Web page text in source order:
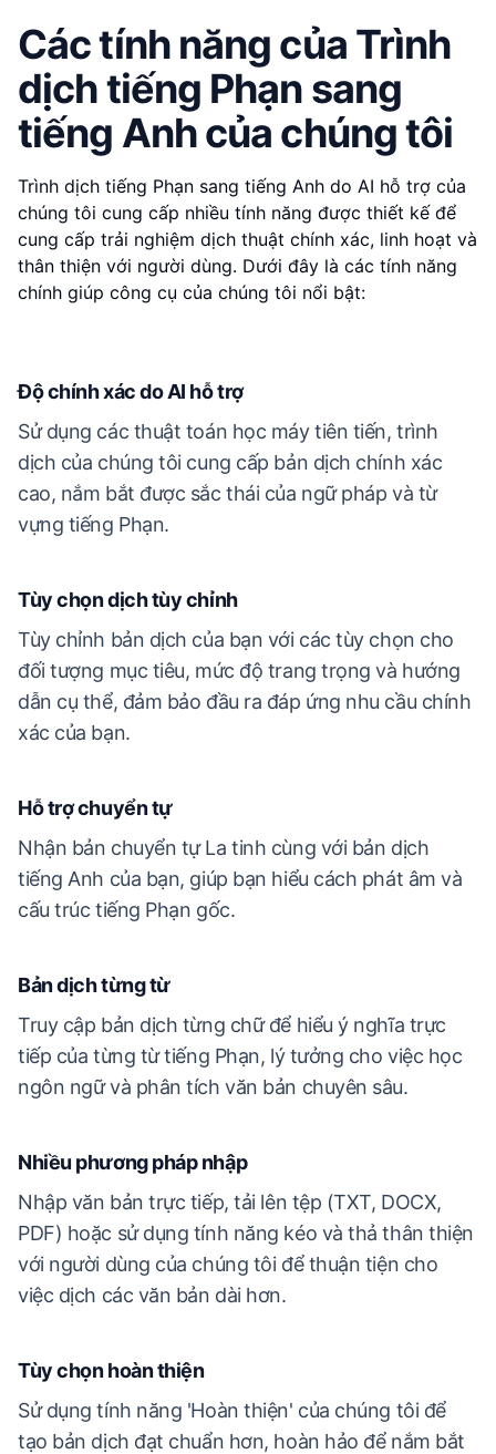
Các tính năng của Trình
dịch tiếng Phạn sang
tiếng Anh của chúng tôi
Trình dịch tiếng Phạn sang tiếng Anh do AI hỗ trợ của
chúng tôi cung cấp nhiều tính năng được thiết kế để
cung cấp trải nghiệm dịch thuật chính xác, linh hoạt và
thân thiện với người dùng. Dưới đây là các tính năng
chính giúp công cụ của chúng tôi nổi bật:
Độ chính xác do AI hỗ trợ
Sử dụng các thuật toán học máy tiên tiến, trình
dịch của chúng tôi cung cấp bản dịch chính xác
cao, nắm bắt được sắc thái của ngữ pháp và từ
vựng tiếng Phạn.
Tùy chọn dịch tùy chỉnh
Tùy chỉnh bản dịch của bạn với các tùy chọn cho
đối tượng mục tiêu, mức độ trang trọng và hướng
dẫn cụ thể, đảm bảo đầu ra đáp ứng nhu cầu chính
xác của bạn.
Hỗ trợ chuyển tự
Nhận bản chuyển tự La tinh cùng với bản dịch
tiếng Anh của bạn, giúp bạn hiểu cách phát âm và
cấu trúc tiếng Phạn gốc.
Bản dịch từng từ
Truy cập bản dịch từng chữ để hiểu ý nghĩa trực
tiếp của từng từ tiếng Phạn, lý tưởng cho việc học
ngôn ngữ và phân tích văn bản chuyên sâu.
Nhiều phương pháp nhập
Nhập văn bản trực tiếp, tải lên tệp (TXT, DOCX,
PDF) hoặc sử dụng tính năng kéo và thả thân thiện
với người dùng của chúng tôi để thuận tiện cho
việc dịch các văn bản dài hơn.
Tùy chọn hoàn thiện
Sử dụng tính năng 'Hoàn thiện' của chúng tôi để
tạo bản dịch đạt chuẩn hơn, hoàn hảo để nắm bắt